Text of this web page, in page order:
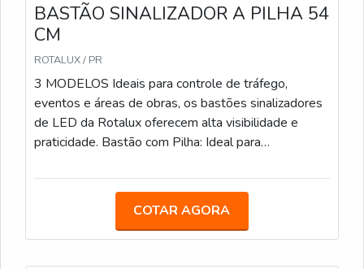
BASTÃO SINALIZADOR A PILHA 54
CM
ROTALUX / PR
3 MODELOS Ideais para controle de tráfego,
eventos e áreas de obras, os bastões sinalizadores
de LED da Rotalux oferecem alta visibilidade e
praticidade. Bastão com Pilha: Ideal para
alimentação por pilha. Bastão Recarregável: Com
sustentável para áreas de obras e controle de
tráfego. Bastão com Lanterna: Com LED integrado e
COTAR AGORA